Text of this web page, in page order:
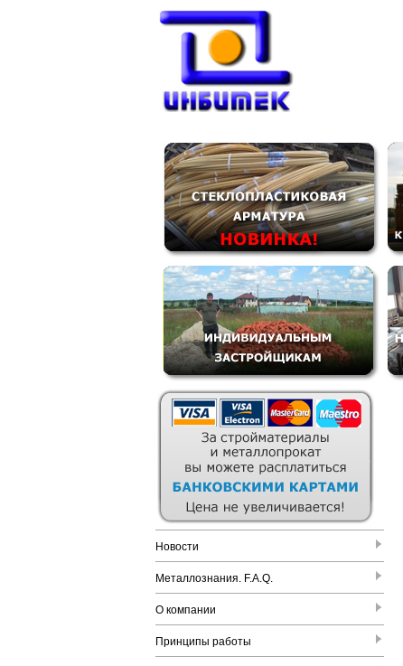
Новости
Металлознания. F.A.Q.
О компании
Принципы работы